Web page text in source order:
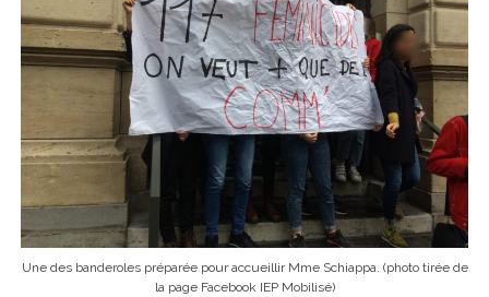
Une des banderoles préparée pour accueillir Mme Schiappa. (photo tirée de
la page Facebook IEP Mobilisé)